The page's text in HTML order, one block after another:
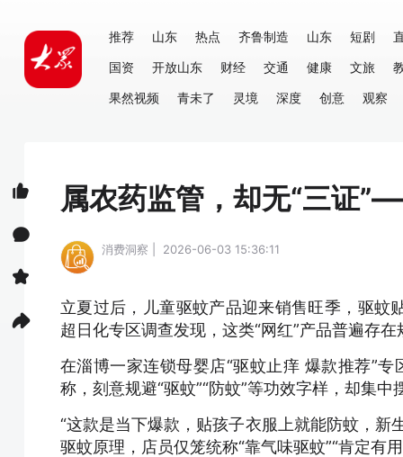
推荐 山东 热点 齐鲁制造 山东 短剧
国资
开放山东 财经 交通 健康 文旅
果然视频
青未了 灵境 深度 创意 观察
属农药监管，却无“三证
消费洞察 | 2026-06-03 15:36:11
立夏过后，儿童驱蚊产品迎来销售旺季，驱蚊
超日化专区调查发现，这类“网红”产品普遍存
在淄博一家连锁母婴店“驱蚊止痒 爆款推荐”
称，刻意规避“驱蚊”“防蚊”等功效字样，却集
“这款是当下爆款，贴孩子衣服上就能防蚊，新
驱蚊原理，店员仅笼统称“靠气味驱蚊”“肯定有